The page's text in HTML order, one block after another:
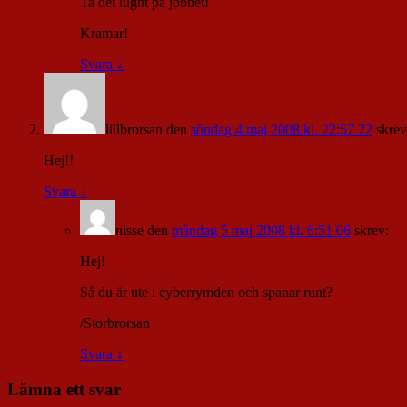
Kramar!
Svara ↓
lillbrorsan den söndag 4 maj 2008 kl. 22:57 22
Hej!!
Svara ↓
nisse den måndag 5 maj 2008 kl. 6:51 06 skrev:
Hej!
Så du är ute i cyberrymden och spanar runt?
/Storbrorsan
Svara ↓
Lämna ett svar